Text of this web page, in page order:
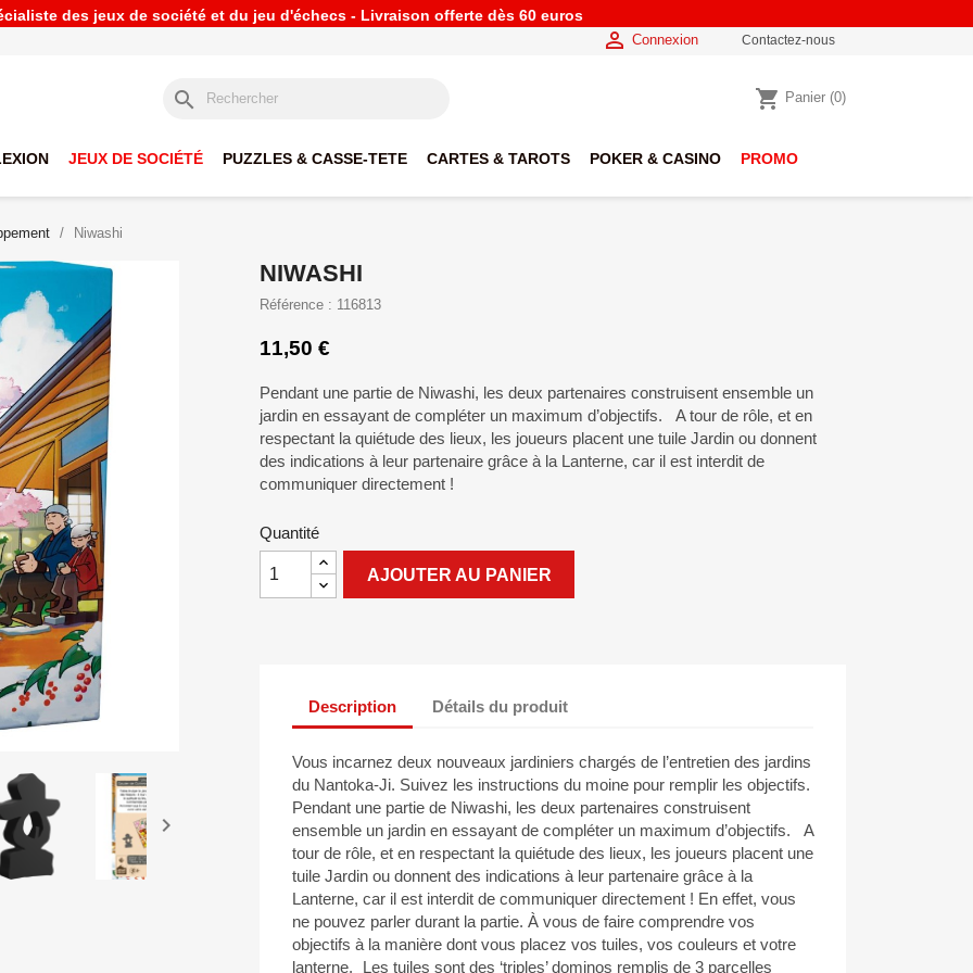
des jeux de société et du jeu d'échecs - Livraison offerte dès 60 euros
 Connexion Contactez-nous
search shopping_cart Panier (0)
JEUX DE SOCIÉTÉ PUZZLES & CASSE-TETE CARTES & TAROTS POKER & CASINO PROMO
Niwashi

NIWASHI
Référence : 116813
11,50 €
Pendant une partie de Niwashi, les deux partenaires construisent ensemble un
jardin en essayant de compléter un maximum d’objectifs. A tour de rôle, et en
respectant la quiétude des lieux, les joueurs placent une tuile Jardin ou donnent
des indications à leur partenaire grâce à la Lanterne, car il est interdit de
communiquer directement !
Quantité
AJOUTER AU PANIER
Description Détails du produit
Vous incarnez deux nouveaux jardiniers chargés de l’entretien des jardins
du Nantoka-Ji. Suivez les instructions du moine pour remplir les objectifs.
Pendant une partie de Niwashi, les deux partenaires construisent
ensemble un jardin en essayant de compléter un maximum d’objectifs. A
tour de rôle, et en respectant la quiétude des lieux, les joueurs placent une
tuile Jardin ou donnent des indications à leur partenaire grâce à la
Lanterne, car il est interdit de communiquer directement ! En effet, vous
ne pouvez parler durant la partie. À vous de faire comprendre vos
objectifs à la manière dont vous placez vos tuiles, vos couleurs et votre
lanterne. Les tuiles sont des ‘triples’ dominos remplis de 3 parcelles